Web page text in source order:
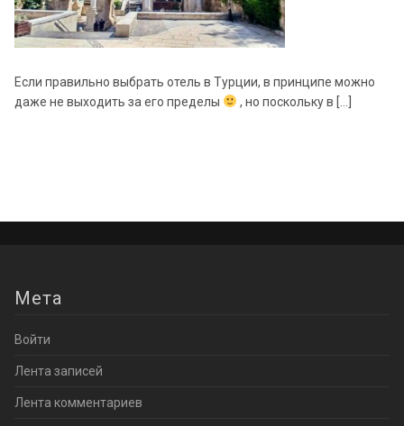
Если правильно выбрать отель в Турции, в принципе можно
даже не выходить за его пределы
, но поскольку в […]
Мета
Войти
Лента записей
Лента комментариев